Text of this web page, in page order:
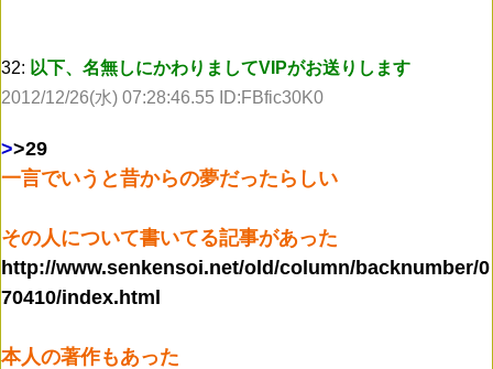
32: 以下、名無しにかわりましてVIPがお送りします
2012/12/26(水) 07:28:46.55 ID:FBfic30K0
>>29
一言でいうと昔からの夢だったらしい
その人について書いてる記事があった
http://www.senkensoi.net/old/column/backnumber/0
70410/index.html
本人の著作もあった